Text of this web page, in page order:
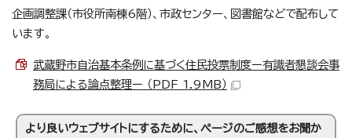
企画調整課（市役所南棟6階）、市政センター、図書館などで配布して
います。
武蔵野市自治基本条例に基づく住民投票制度ー有識者懇談会事
務局による論点整理ー （PDF 1.9MB）
より良いウェブサイトにするために、ページのご感想をお聞か